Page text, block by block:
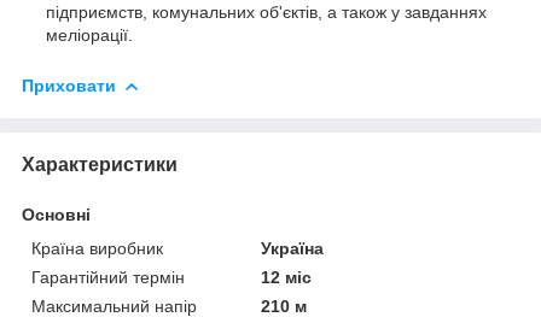
підприємств, комунальних об'єктів, а також у завданнях
меліорації.
Приховати
Характеристики
Основні
Країна виробник
Україна
Гарантійний термін
12 міс
Максимальний напір
210 м